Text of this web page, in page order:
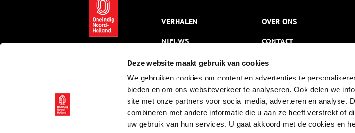
Deze website maakt gebruik van cookies
We gebruiken cookies om content en advertenties te
bieden en om ons websiteverkeer te analyseren. Ook delen we
site met onze partners voor social media, adverteren en analyse.
combineren met andere informatie die u aan ze heeft verstrekt of
uw gebruik van hun services. U gaat akkoord met de cookies en
VERHALEN
NIEUWS
KALENDER
THEMA’S
ACTIVITEITEN
VIDEO’S
OVER ONS
CONTACT
NIEUWSBRIEF
DISCLAIMER
PRIVACY
TOEGANKELIJKHEID